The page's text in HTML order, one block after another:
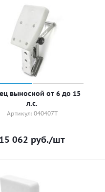
выносной от 6 до 15
л.с.
Артикул: 040407T
15 062 руб./шт